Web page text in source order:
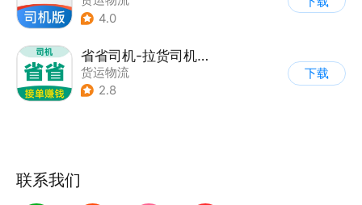
4.0
省省司机-拉货司机招募
货运物流
2.8
下载
联系我们